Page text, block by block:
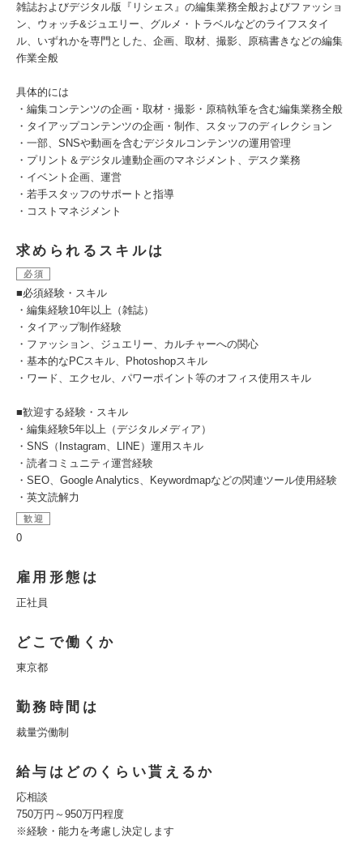
雑誌およびデジタル版『リシェス』の編集業務全般およびファッショ
ン、ウォッチ&ジュエリー、グルメ・トラベルなどのライフスタイ
ル、いずれかを専門とした、企画、取材、撮影、原稿書きなどの編集
作業全般
具体的には
・編集コンテンツの企画・取材・撮影・原稿執筆を含む編集業務全般
・タイアップコンテンツの企画・制作、スタッフのディレクション
・一部、SNSや動画を含むデジタルコンテンツの運用管理
・プリント＆デジタル連動企画のマネジメント、デスク業務
・イベント企画、運営
・若手スタッフのサポートと指導
・コストマネジメント
求められるスキルは
必須
■必須経験・スキル
・編集経験10年以上（雑誌）
・タイアップ制作経験
・ファッション、ジュエリー、カルチャーへの関心
・基本的なPCスキル、Photoshopスキル
・ワード、エクセル、パワーポイント等のオフィス使用スキル
■歓迎する経験・スキル
・編集経験5年以上（デジタルメディア）
・SNS（Instagram、LINE）運用スキル
・読者コミュニティ運営経験
・SEO、Google Analytics、Keywordmapなどの関連ツール使用経験
・英文読解力
歓迎
0
雇用形態は
正社員
どこで働くか
東京都
勤務時間は
裁量労働制
給与はどのくらい貰えるか
応相談
750万円～950万円程度
※経験・能力を考慮し決定します